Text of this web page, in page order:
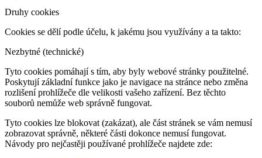
Druhy cookies
Cookies se dělí podle účelu, k jakému jsou využívány a ta takto:
Nezbytné (technické)
Tyto cookies pomáhají s tím, aby byly webové stránky použitelné.
Poskytují základní funkce jako je navigace na stránce nebo změna
rozlišení prohlížeče dle velikosti vašeho zařízení. Bez těchto
souborů nemůže web správně fungovat.
Tyto cookies lze blokovat (zakázat), ale část stránek se vám nemusí
zobrazovat správně, některé části dokonce nemusí fungovat.
Návody pro nejčastěji používané prohlížeče najdete zde: